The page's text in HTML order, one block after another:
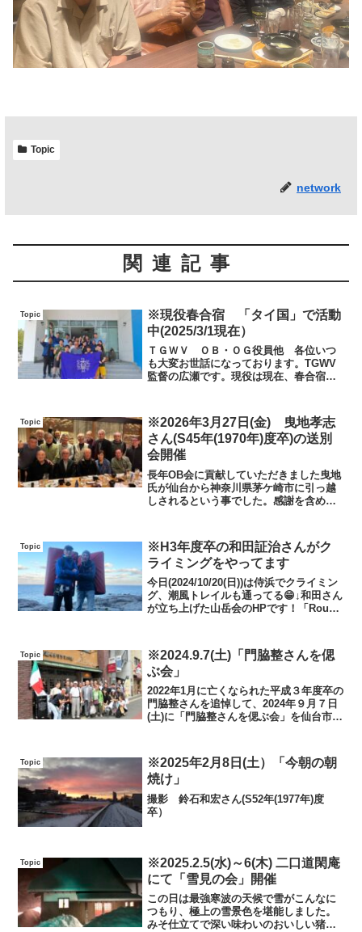
Topic
network
関連記事
Topic
※現役春合宿 「タイ国」で活動
中(2025/3/1現在）
ＴＧＷＶ ＯＢ・ＯＧ役員他 各位いつ
も大変お世話になっております。TGWV
監督の広瀬です。現役は現在、春合宿で
エタイの体験をいたしました。インスタ
グラムでの更新も不定期...
Topic
※2026年3月27日(金) 曳地孝志
さん(S45年(1970年)度卒)の送別
会開催
長年OB会に貢献していただきました曳地
氏が仙台から神奈川県茅ケ崎市に引っ越
しされるという事でした。感謝を含めて
度卒）鈴木繁雄(S41年(1966年)度卒）
柴...
Topic
※H3年度卒の和田証治さんがク
ライミングをやってます
今日(2024/10/20(日))は侍浜でクライミン
グ、潮風トレイルも通ってる😁↓和田さん
が立ち上げた山岳会のHPです！「Round
Topic
※2024.9.7(土)「門脇整さんを偲
ぶ会」
2022年1月に亡くなられた平成３年度卒の
門脇整さんを追悼して、2024年９月７日
(土)に「門脇整さんを偲ぶ会」を仙台市内
まり、更に、当時監督だった阿部豊淳先
輩、門脇...
Topic
※2025年2月8日(土）「今朝の朝
焼け」
撮影 鈴石和宏さん(S52年(1977年)度
卒）
Topic
※2025.2.5(水)～6(木) 二口道閑庵
にて「雪見の会」開催
この日は最強寒波の天候で雪がこんなに
つもり、極上の雪景色を堪能しました。
みそ仕立てで深い味わいのおいしい猪鍋